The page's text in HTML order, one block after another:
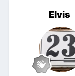
Elvis